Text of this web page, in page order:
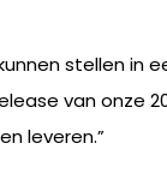
stellen
van onze
leveren.”